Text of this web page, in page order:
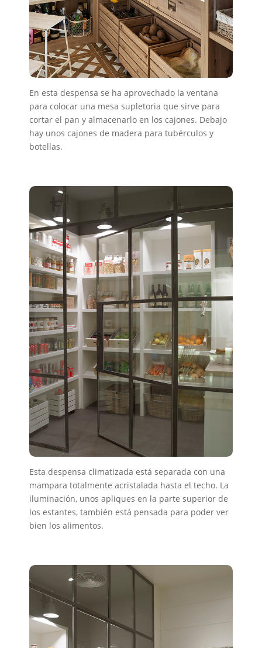
En esta despensa se ha aprovechado la ventana
para colocar una mesa supletoria que sirve para
cortar el pan y almacenarlo en los cajones. Debajo
hay unos cajones de madera para tubérculos y
botellas.
Esta despensa climatizada está separada con una
mampara totalmente acristalada hasta el techo. La
iluminación, unos apliques en la parte superior de
los estantes, también está pensada para poder ver
bien los alimentos.